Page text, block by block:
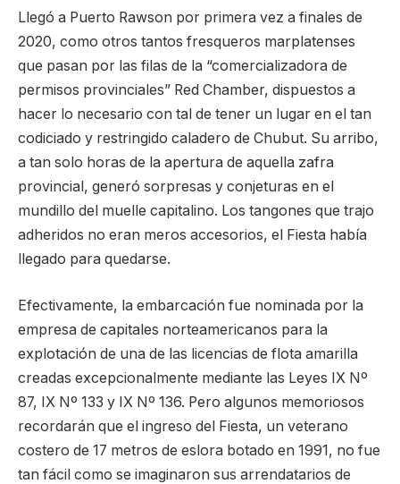
Llegó a Puerto Rawson por primera vez a finales de
2020, como otros tantos fresqueros marplatenses
que pasan por las filas de la “comercializadora de
permisos provinciales” Red Chamber, dispuestos a
hacer lo necesario con tal de tener un lugar en el tan
codiciado y restringido caladero de Chubut. Su arribo,
a tan solo horas de la apertura de aquella zafra
provincial, generó sorpresas y conjeturas en el
mundillo del muelle capitalino. Los tangones que trajo
adheridos no eran meros accesorios, el Fiesta había
llegado para quedarse.
Efectivamente, la embarcación fue nominada por la
empresa de capitales norteamericanos para la
explotación de una de las licencias de flota amarilla
creadas excepcionalmente mediante las Leyes IX Nº
87, IX Nº 133 y IX Nº 136. Pero algunos memoriosos
recordarán que el ingreso del Fiesta, un veterano
costero de 17 metros de eslora botado en 1991, no fue
tan fácil como se imaginaron sus arrendatarios de